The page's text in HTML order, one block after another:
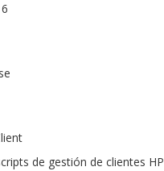
de gestión de clientes HP